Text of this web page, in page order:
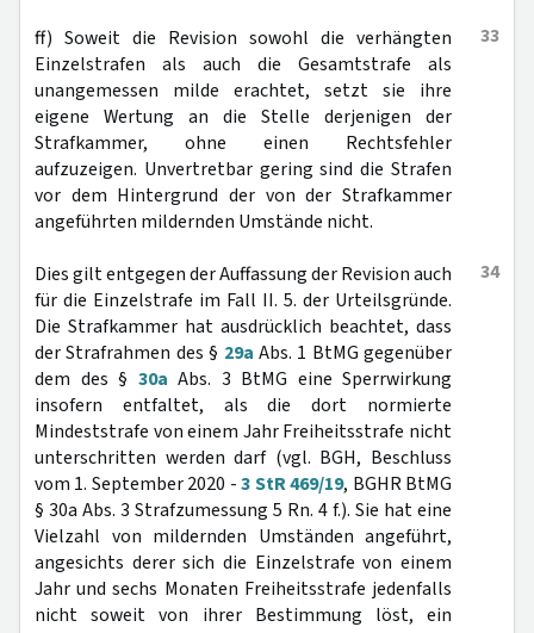
33
ff) Soweit die Revision sowohl die verhängten
Einzelstrafen als auch die Gesamtstrafe als
unangemessen milde erachtet, setzt sie ihre
eigene Wertung an die Stelle derjenigen der
Strafkammer, ohne einen Rechtsfehler
aufzuzeigen. Unvertretbar gering sind die Strafen
vor dem Hintergrund der von der Strafkammer
angeführten mildernden Umstände nicht.
34
Dies gilt entgegen der Auffassung der Revision auch
für die Einzelstrafe im Fall II. 5. der Urteilsgründe.
Die Strafkammer hat ausdrücklich beachtet, dass
der Strafrahmen des § 29a Abs. 1 BtMG gegenüber
dem des § 30a Abs. 3 BtMG eine Sperrwirkung
insofern entfaltet, als die dort normierte
Mindeststrafe von einem Jahr Freiheitsstrafe nicht
unterschritten werden darf (vgl. BGH, Beschluss
vom 1. September 2020 -3 StR 469/19, BGHR BtMG
§ 30a Abs. 3 Strafzumessung 5 Rn. 4 f.). Sie hat eine
Vielzahl von mildernden Umständen angeführt,
angesichts derer sich die Einzelstrafe von einem
Jahr und sechs Monaten Freiheitsstrafe jedenfalls
nicht soweit von ihrer Bestimmung löst, ein